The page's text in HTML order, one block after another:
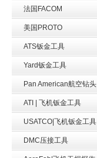
法国FACOM
美国PROTO
ATS钣金工具
Yard钣金工具
Pan American航空钻头
ATI | 飞机钣金工具
USATCO|飞机钣金工具
DMC压接工具